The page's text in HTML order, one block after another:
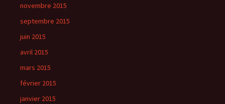
novembre 2015
septembre 2015
juin 2015
avril 2015
mars 2015
février 2015
janvier 2015